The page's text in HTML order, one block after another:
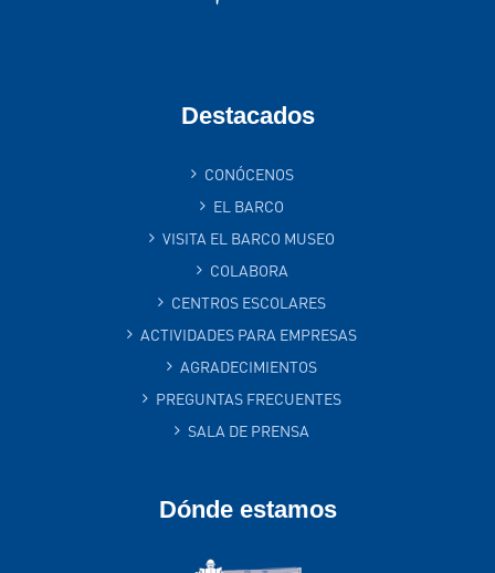
Destacados
CONÓCENOS
EL BARCO
VISITA EL BARCO MUSEO
COLABORA
CENTROS ESCOLARES
ACTIVIDADES PARA EMPRESAS
AGRADECIMIENTOS
PREGUNTAS FRECUENTES
SALA DE PRENSA
Dónde estamos